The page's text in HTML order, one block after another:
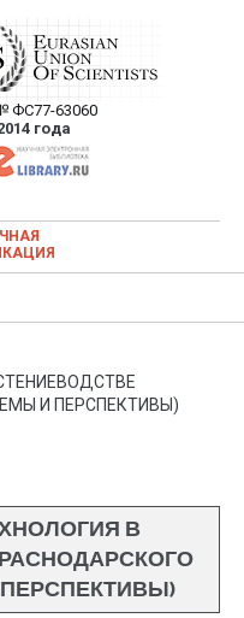
Ученых —
статей в
журнале
ФС77-63060
года
научных статей в
журнале
И ПЕРСПЕКТИВЫ)
В